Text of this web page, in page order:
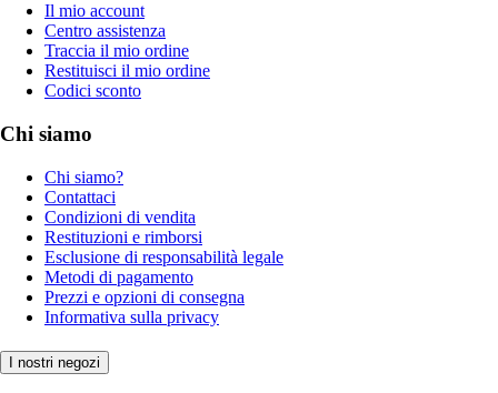
Il mio account
Centro assistenza
Traccia il mio ordine
Restituisci il mio ordine
Codici sconto
Chi siamo
Chi siamo?
Contattaci
Condizioni di vendita
Restituzioni e rimborsi
Esclusione di responsabilità legale
Metodi di pagamento
Prezzi e opzioni di consegna
Informativa sulla privacy
I nostri negozi